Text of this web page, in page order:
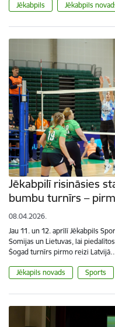
Jēkabpils Jēkabpils
Jēkabpilī risināsies
bumbu turnīrs –
08.04.2026.
Jau 11. un 12. aprīlī Jēkabpils
Somijas un Lietuvas, lai piedalītos
Šogad turnīrs pirmo reizi
Jēkapils novads Sports